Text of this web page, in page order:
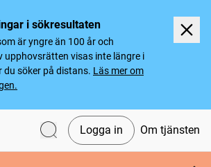
i sökresultaten
är yngre än 100 år och
upphovsrätten visas inte längre i
du söker på distans. Läs mer om
Logga in Om tjänsten